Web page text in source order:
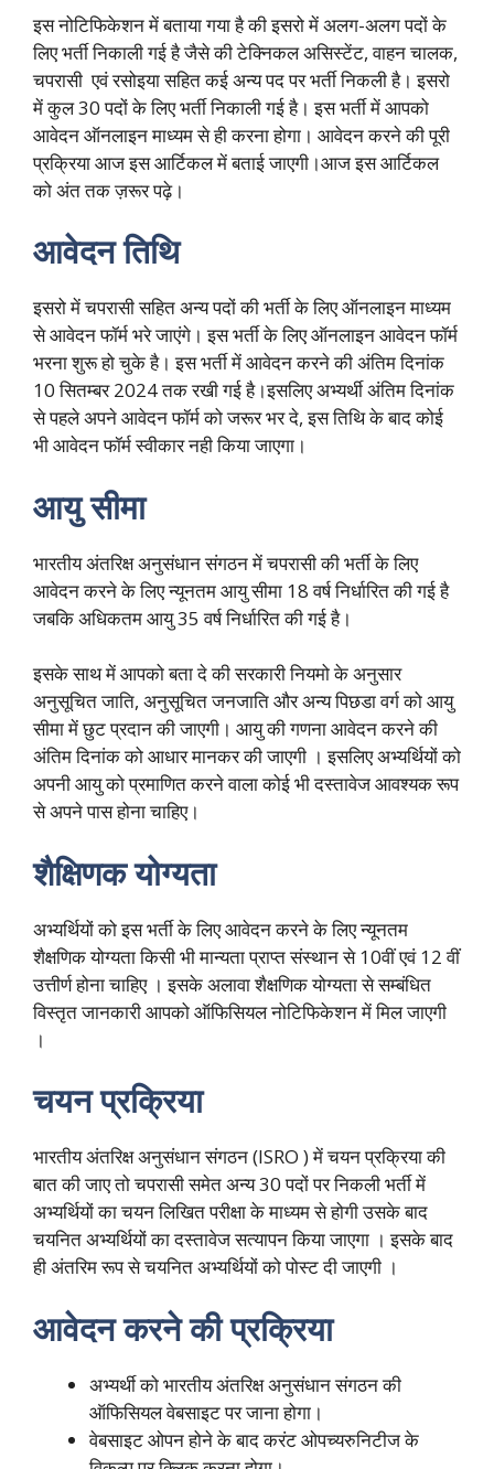
इस नोटिफिकेशन में बताया गया है की इसरो में अलग-अलग पदों के
लिए भर्ती निकाली गई है जैसे की टेक्निकल असिस्टेंट, वाहन चालक,
चपरासी एवं रसोइया सहित कई अन्य पद पर भर्ती निकली है। इसरो
में कुल 30 पदों के लिए भर्ती निकाली गई है। इस भर्ती में आपको
आवेदन ऑनलाइन माध्यम से ही करना होगा। आवेदन करने की पूरी
प्रक्रिया आज इस आर्टिकल में बताई जाएगी।आज इस आर्टिकल
को अंत तक ज़रूर पढ़े।
आवेदन तिथि
इसरो में चपरासी सहित अन्य पदों की भर्ती के लिए ऑनलाइन माध्यम
से आवेदन फॉर्म भरे जाएंगे। इस भर्ती के लिए ऑनलाइन आवेदन फॉर्म
भरना शुरू हो चुके है। इस भर्ती में आवेदन करने की अंतिम दिनांक
10 सितम्बर 2024 तक रखी गई है।इसलिए अभ्यर्थी अंतिम दिनांक
से पहले अपने आवेदन फॉर्म को जरूर भर दे, इस तिथि के बाद कोई
भी आवेदन फॉर्म स्वीकार नही किया जाएगा।
आयु सीमा
भारतीय अंतरिक्ष अनुसंधान संगठन में चपरासी की भर्ती के लिए
आवेदन करने के लिए न्यूनतम आयु सीमा 18 वर्ष निर्धारित की गई है
जबकि अधिकतम आयु 35 वर्ष निर्धारित की गई है।
इसके साथ में आपको बता दे की सरकारी नियमो के अनुसार
अनुसूचित जाति, अनुसूचित जनजाति और अन्य पिछडा वर्ग को आयु
सीमा में छुट प्रदान की जाएगी। आयु की गणना आवेदन करने की
अंतिम दिनांक को आधार मानकर की जाएगी । इसलिए अभ्यर्थियों को
अपनी आयु को प्रमाणित करने वाला कोई भी दस्तावेज आवश्यक रूप
से अपने पास होना चाहिए।
शैक्षिणक योग्यता
अभ्यर्थियों को इस भर्ती के लिए आवेदन करने के लिए न्यूनतम
शैक्षणिक योग्यता किसी भी मान्यता प्राप्त संस्थान से 10वीं एवं 12 वीं
उत्तीर्ण होना चाहिए । इसके अलावा शैक्षणिक योग्यता से सम्बंधित
विस्तृत जानकारी आपको ऑफिसियल नोटिफिकेशन में मिल जाएगी
।
चयन प्रक्रिया
भारतीय अंतरिक्ष अनुसंधान संगठन (ISRO ) में चयन प्रक्रिया की
बात की जाए तो चपरासी समेत अन्य 30 पदों पर निकली भर्ती में
अभ्यर्थियों का चयन लिखित परीक्षा के माध्यम से होगी उसके बाद
चयनित अभ्यर्थियों का दस्तावेज सत्यापन किया जाएगा । इसके बाद
ही अंतरिम रूप से चयनित अभ्यर्थियों को पोस्ट दी जाएगी ।
आवेदन करने की प्रक्रिया
अभ्यर्थी को भारतीय अंतरिक्ष अनुसंधान संगठन की
ऑफिसियल वेबसाइट पर जाना होगा।
वेबसाइट ओपन होने के बाद करंट ओपच्यरुनिटीज के